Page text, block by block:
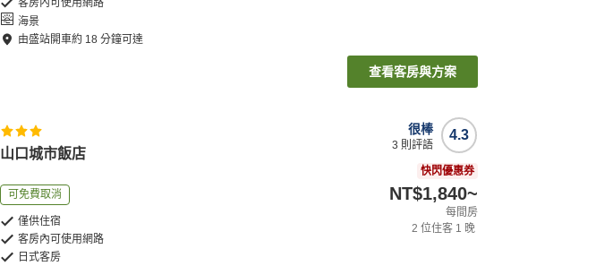
客房內可使用網路
海景
由盛站開車約 18 分鐘可達
查看客房與方案
山口城市飯店
可免費取消
僅供住宿
客房內可使用網路
日式客房
4.3
很棒
3 則評語
快閃優惠券
NT$1,840~
每間房
2 位住客 1 晚